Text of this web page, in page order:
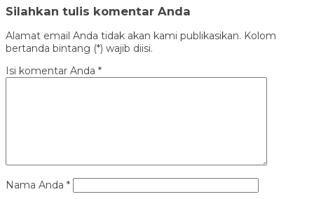
Silahkan tulis komentar Anda
Alamat email Anda tidak akan kami publikasikan. Kolom
bertanda bintang (*) wajib diisi.
Isi komentar Anda *
Nama Anda *